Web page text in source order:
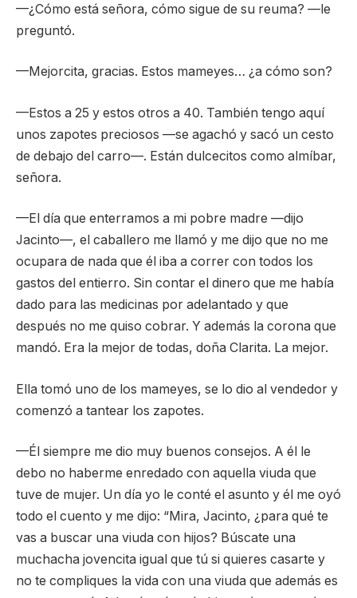
—¿Cómo está señora, cómo sigue de su reuma? —le
preguntó.
—Mejorcita, gracias. Estos mameyes… ¿a cómo son?
—Estos a 25 y estos otros a 40. También tengo aquí
unos zapotes preciosos —se agachó y sacó un cesto
de debajo del carro—. Están dulcecitos como almíbar,
señora.
—El día que enterramos a mi pobre madre —dijo
Jacinto—, el caballero me llamó y me dijo que no me
ocupara de nada que él iba a correr con todos los
gastos del entierro. Sin contar el dinero que me había
dado para las medicinas por adelantado y que
después no me quiso cobrar. Y además la corona que
mandó. Era la mejor de todas, doña Clarita. La mejor.
Ella tomó uno de los mameyes, se lo dio al vendedor y
comenzó a tantear los zapotes.
—Él siempre me dio muy buenos consejos. A él le
debo no haberme enredado con aquella viuda que
tuve de mujer. Un día yo le conté el asunto y él me oyó
todo el cuento y me dijo: “Mira, Jacinto, ¿para qué te
vas a buscar una viuda con hijos? Búscate una
muchacha jovencita igual que tú si quieres casarte y
no te compliques la vida con una viuda que además es